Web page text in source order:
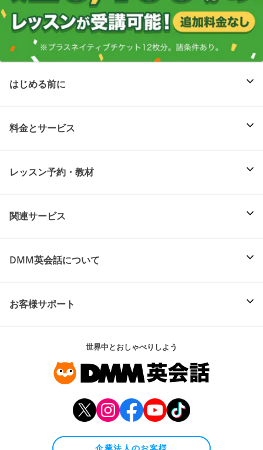
はじめる前に
料金とサービス
レッスン予約・教材
関連サービス
DMM英会話について
お客様サポート
世界中とおしゃべりしよう